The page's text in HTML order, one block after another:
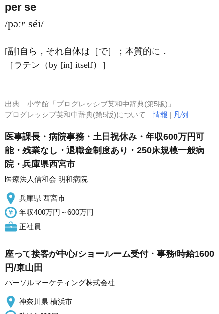
per se
/pəːr séi/
[副]自ら，それ自体は［で］；本質的に ．
［ラテン（by [in] itself）］
出典 小学館「プログレッシブ英和中辞典(第5版)」
プログレッシブ英和中辞典(第5版)について情報 | 凡例
医事課長・病院事務・土日祝休み・年収600万円可
能・残業なし・退職金制度あり・250床規模一般病
院・兵庫県西宮市
医療法人信和会 明和病院
兵庫県 西宮市
年収400万円～600万円
正社員
座って接客が中心/ショールーム受付・事務/時給1600
円/東山田
パーソルマーケティング株式会社
神奈川県 横浜市